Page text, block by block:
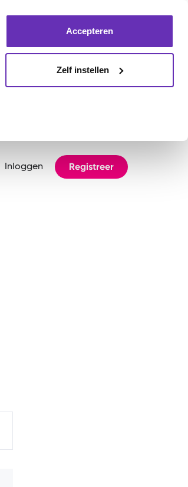
Accepteren
Zelf instellen
Inloggen Registreer